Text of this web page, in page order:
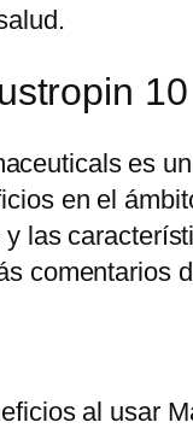
es
en el
las
comentarios
al usar